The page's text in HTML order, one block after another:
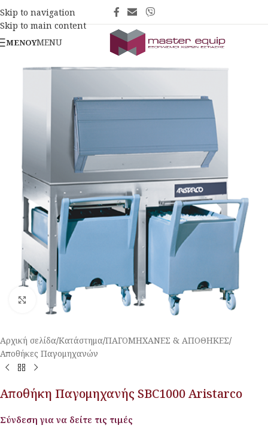
Skip to navigation
Skip to main content
ΜΕΝΟΎMENU
Κλικ για μεγέθυνση
Αρχική σελίδα/Κατάστημα/ΠΑΓΟΜΗΧΑΝΕΣ & ΑΠΟΘΗΚΕΣ/
Αποθήκες Παγομηχανών
Αποθήκη Παγομηχανής SBC1000 Aristarco
Σύνδεση για να δείτε τις τιμές